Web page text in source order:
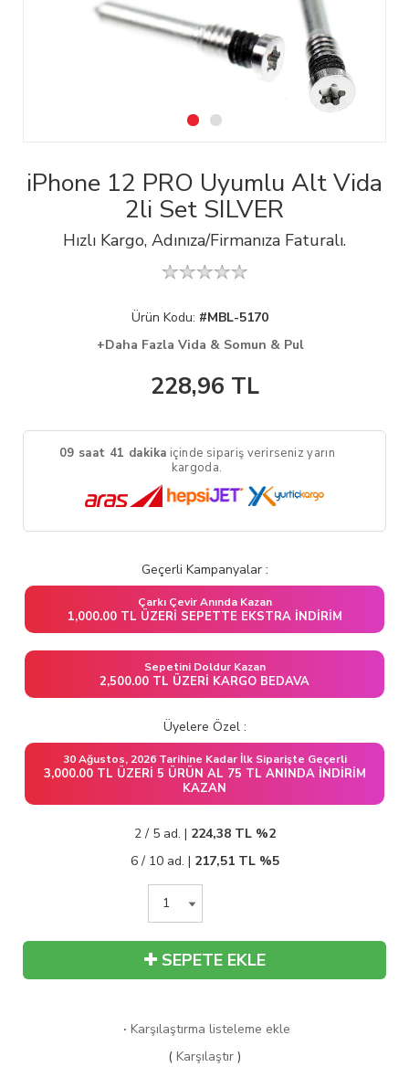
iPhone 12 PRO Uyumlu Alt Vida
2li Set SILVER
Hızlı Kargo, Adınıza/Firmanıza Faturalı.
Ürün Kodu: #MBL-5170
+Daha Fazla Vida & Somun & Pul
228,96 TL
09 saat 41 dakika içinde sipariş verirseniz yarın
kargoda.
Geçerli Kampanyalar :
Çarkı Çevir Anında Kazan
1,000.00 TL ÜZERI SEPETTE EKSTRA İNDIRIM
Sepetini Doldur Kazan
2,500.00 TL ÜZERI KARGO BEDAVA
Üyelere Özel :
30 Ağustos, 2026 Tarihine Kadar İlk Siparişte Geçerli
3,000.00 TL ÜZERI 5 ÜRÜN AL 75 TL ANINDA İNDIRIM
KAZAN
2 / 5 ad. | 224,38TL %2
6 / 10 ad. | 217,51TL %5
SEPETE EKLE
· Karşılaştırma listeleme ekle
( Karşılaştır )